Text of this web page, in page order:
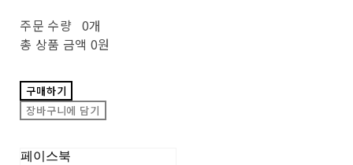
주문 수량 0개
총 상품 금액 0원
구매하기
장바구니에 담기
페이스북